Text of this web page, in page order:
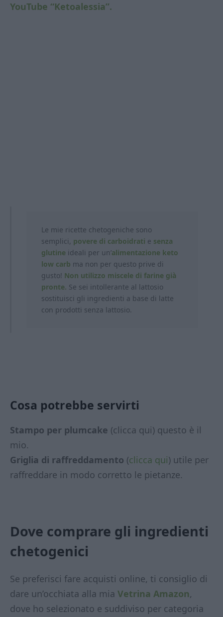
YouTube “Ketoalessia”.
Le mie ricette chetogeniche sono
semplici, povere di carboidrati e senza
glutine ideali per un’alimentazione keto
low carb ma non per questo prive di
gusto! Non utilizzo miscele di farine già
pronte. Se sei intollerante al lattosio
sostituisci gli ingredienti a base di latte
con prodotti senza lattosio.
Cosa potrebbe servirti
Stampo per plumcake (clicca qui) questo è il
mio.
Griglia di raffreddamento (clicca qui) utile per
raffreddare in modo corretto le pietanze.
Dove comprare gli ingredienti
chetogenici
Se preferisci fare acquisti online, ti consiglio di
dare un’occhiata alla mia Vetrina Amazon,
dove ho selezionato e suddiviso per categoria